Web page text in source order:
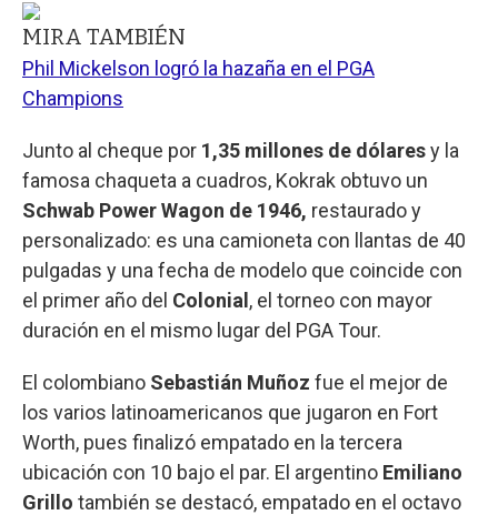
MIRA TAMBIÉN
Phil Mickelson logró la hazaña en el PGA
Champions
Junto al cheque por 1,35 millones de dólaresy la
famosa chaqueta a cuadros, Kokrak obtuvo un
Schwab Power Wagon de 1946, restaurado y
personalizado: es una camioneta con llantas de 40
pulgadas y una fecha de modelo que coincide con
el primer año del Colonial , el torneo con mayor
duración en el mismo lugar del PGA Tour.
El colombiano Sebastián Muñoz fue el mejor de
los varios latinoamericanos que jugaron en Fort
Worth, pues finalizó empatado en la tercera
ubicación con 10 bajo el par. El argentino Emiliano
Grillo también se destacó, empatado en el octavo